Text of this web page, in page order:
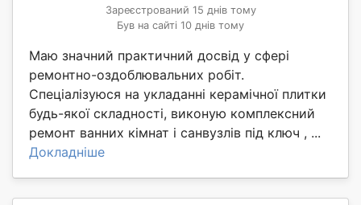
Зареєстрований 15 днів тому
Був на сайті 10 днів тому
Маю значний практичний досвід у сфері
ремонтно-оздоблювальних робіт.
Спеціалізуюся на укладанні керамічної плитки
будь-якої складності, виконую комплексний
ремонт ванних кімнат і санвузлів під ключ , ...
Докладніше